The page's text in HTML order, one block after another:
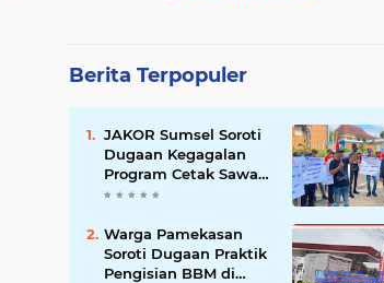
Berita Terpopuler
JAKOR Sumsel Soroti
Dugaan Kegagalan
Program Cetak Sawah
Rp105 Miliar di Ogan
Pertanian Mundur
Warga Pamekasan
Soroti Dugaan Praktik
Pengisian BBM di